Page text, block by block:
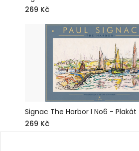
269 Kč
Signac The Harbor I No6 - Plakát
269 Kč